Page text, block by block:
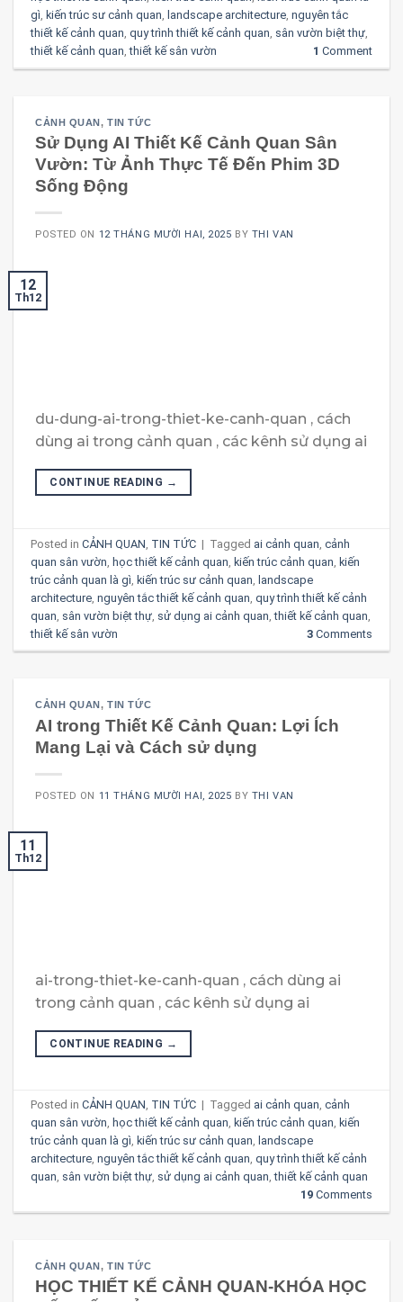
gì kiến trúc sư cảnh quan landscape architecture ,nguyên tắc
thiết kế cảnh quan ,quy trình thiết kế cảnh quan sân vườn biệt thự
thiết kế cảnh quan ,thiết kế sân vườn 1 Comment
CẢNH QUAN,TIN TỨC
Sử Dụng AI Thiết Kế Cảnh Quan Sân
Vườn: Từ Ảnh Thực Tế Đến Phim 3D
Sống Động
POSTED ON 12 THÁNG MƯỜI HAI, 2025 BY THI VAN
12
Th12
du-dung-ai-trong-thiet-ke-canh-quan , cách
dùng ai trong cảnh quan , các kênh sử dụng ai
CONTINUE READING →
Posted inCẢNH QUAN TIN TỨC | Tagged ai cảnh quan ,cảnh
quan sân vườn ,học thiết kế cảnh quan ,kiến trúc cảnh quan ,kiến
trúc cảnh quan là gì ,kiến trúc sư cảnh quan ,landscape
architecture ,nguyên tắc thiết kế cảnh quan ,quy trình thiết kế cảnh
quan sân vườn biệt thự sử dụng ai cảnh quan ,thiết kế cảnh quan
thiết kế sân vườn
3Comments
CẢNH QUAN,TIN TỨC
AI trong Thiết Kế Cảnh Quan: Lợi Ích
Mang Lại và Cách sử dụng
POSTED ON 11 THÁNG MƯỜI HAI, 2025 BY THI VAN
11
Th12
ai-trong-thiet-ke-canh-quan , cách dùng ai
trong cảnh quan , các kênh sử dụng ai
CONTINUE READING →
Posted inCẢNH QUAN, TIN TỨC | Tagged ai cảnh quan,cảnh
quan sân vườn, học thiết kế cảnh quan, kiến trúc cảnh quan, kiến
trúc cảnh quan là gì, kiến trúc sư cảnh quan, landscape
architecture,nguyên tắc thiết kế cảnh quan,quy trình thiết kế cảnh
quan, sân vườn biệt thự, sử dụng ai cảnh quan,thiết kế cảnh quan
19Comments
CẢNH QUAN,TIN TỨC
HỌC THIẾT KẾ CẢNH QUAN-KHÓA HỌC